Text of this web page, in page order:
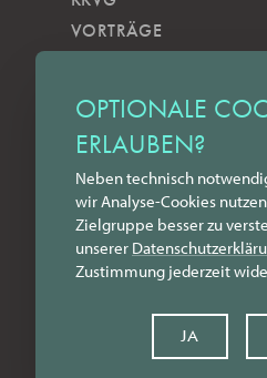
OPTIONALE
ERLAUBEN?
Neben technisch
wir Analyse-Cookies
Zielgruppe besser zu
unserer
Zustimmung jederzeit
JA
VORTRÄGE
ZILKENS NEWSBLOG
NEWSLETTER
YOUTUBE
INSTAGRAM
FACEBOOK
LINKEDIN